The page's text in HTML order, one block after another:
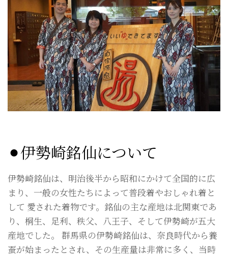
⚫︎伊勢崎銘仙について
伊勢崎銘仙は、明治後半から昭和にかけて全国的に広
まり、一般の女性たちによって普段着やおしゃれ着と
して 愛された着物です。銘仙の主な産地は北関東であ
り、桐生、足利、秩父、八王子、そして伊勢崎が五大
産地でした。 群馬県の伊勢崎銘仙は、奈良時代から養
蚕が始まったとされ、その生産量は非常に多く、当時